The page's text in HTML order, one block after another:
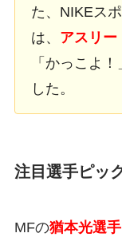
た、NIKEス
は、 アスリー
「かっこよ
した。
注目選手ピッ
MFの猶本光選手